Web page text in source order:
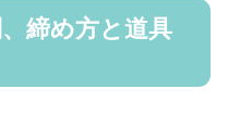
締め方と道具